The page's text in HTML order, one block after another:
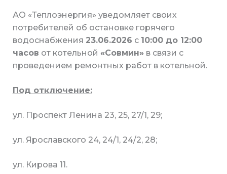
АО «Теплоэнергия» уведомляет своих
потребителей об остановке горячего
водоснабжения 23.06.2026 с 10:00 до 12:00
часов от котельной «Совмин» в связи с
проведением ремонтных работ в котельной.
Под отключение:
ул. Проспект Ленина 23, 25, 27/1, 29;
ул. Ярославского 24, 24/1, 24/2, 28;
ул. Кирова 11.